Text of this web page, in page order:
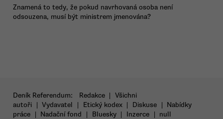
Znamená to tedy, že pokud navrhovaná osoba není
odsouzena, musí být ministrem jmenována?
Deník Referendum: Redakce | Všichni
autoři | Vydavatel | Etický kodex | Diskuse | Nabídky
práce | Nadační fond | Bluesky | Inzerce | null